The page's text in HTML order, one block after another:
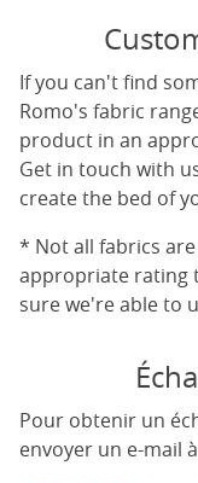
If you can't find
Romo's fabric
product in an
Get in touch with
create the bed of
* Not all fabrics
appropriate rating
sure we're able to
Pour obtenir un
envoyer un e-mail à